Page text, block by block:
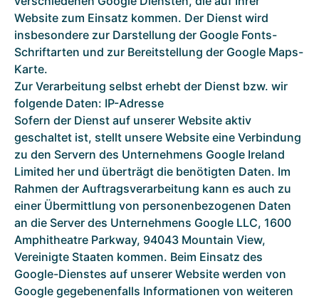
Website zum Einsatz kommen. Der Dienst wird
insbesondere zur Darstellung der Google Fonts-
Schriftarten und zur Bereitstellung der Google Maps-
Karte.
Zur Verarbeitung selbst erhebt der Dienst bzw. wir
folgende Daten: IP-Adresse
Sofern der Dienst auf unserer Website aktiv
geschaltet ist, stellt unsere Website eine Verbindung
zu den Servern des Unternehmens Google Ireland
Limited her und überträgt die benötigten Daten. Im
Rahmen der Auftragsverarbeitung kann es auch zu
einer Übermittlung von personenbezogenen Daten
an die Server des Unternehmens Google LLC, 1600
Amphitheatre Parkway, 94043 Mountain View,
Vereinigte Staaten kommen. Beim Einsatz des
Google-Dienstes auf unserer Website werden von
Google gegebenenfalls Informationen von weiteren